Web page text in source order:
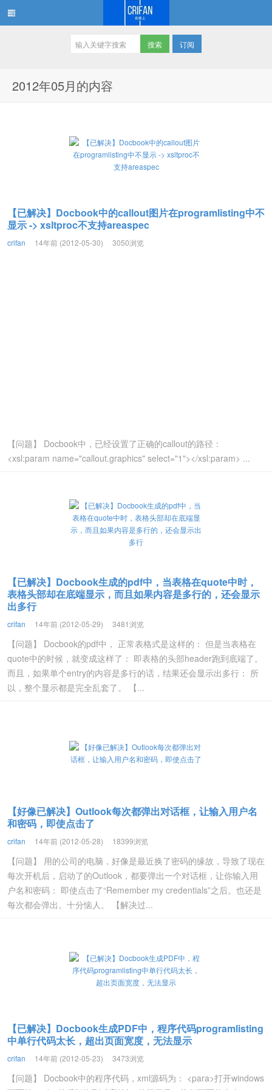
订阅
2012年05月的内容
【已解决】Docbook中的callout图片在programlisting中不
显示 -> xsltproc不支持areaspec
crifan 14年前 (2012-05-30) 3050浏览
【问题】 Docbook中，已经设置了正确的callout的路径：
<xsl:param name="callout.graphics" select="1"></xsl:param> ...
【已解决】Docbook生成的pdf中，当表格在quote中时，
表格头部却在底端显示，而且如果内容是多行的，还会显示
出多行
crifan 14年前 (2012-05-29) 3481浏览
【问题】 Docbook的pdf中， 正常表格式是这样的： 但是当表格在
quote中的时候，就变成这样了： 即表格的头部header跑到底端了。
而且，如果单个entry的内容是多行的话，结果还会显示出多行： 所
以，整个显示都是完全乱套了。 【...
【好像已解决】Outlook每次都弹出对话框，让输入用户名
和密码，即使点击了
crifan 14年前 (2012-05-28) 18399浏览
【问题】 用的公司的电脑，好像是最近换了密码的缘故，导致了现在
每次开机后，启动了的Outlook，都要弹出一个对话框，让你输入用
户名和密码： 即使点击了“Remember my credentials”之后。也还是
每次都会弹出。十分恼人。 【解决过...
【已解决】Docbook生成PDF中，程序代码programlisting
中单行代码太长，超出页面宽度，无法显示
crifan 14年前 (2012-05-23) 3473浏览
【问题】 Docbook中的程序代码，xml源码为： <para>打开windows